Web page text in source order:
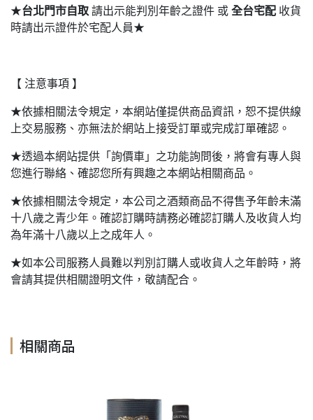
★台北門市自取 請出示能判別年齡之證件 或 全台宅配 收貨
時請出示證件於宅配人員★
【 注意事項 】
★依據相關法令規定，本網站僅提供商品資訊，恕不提供線
上交易服務、亦無法於網站上接受訂單或完成訂單確認。
★透過本網站提供「詢價車」之功能詢問後，將會有專人與
您進行聯絡、確認您所有興趣之本網站相關商品。
★依據相關法令規定，本公司之酒類商品不得售予年齡未滿
十八歲之青少年。確認訂購時請務必確認訂購人及收貨人均
為年滿十八歲以上之成年人。
★如本公司服務人員難以判別訂購人或收貨人之年齡時，將
會請其提供相關證明文件，敬請配合。
相關商品